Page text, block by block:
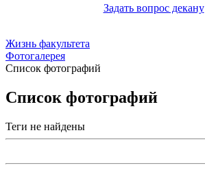
Задать вопрос декану
Жизнь факультета
Фотогалерея
Список фотографий
Список фотографий
Теги не найдены